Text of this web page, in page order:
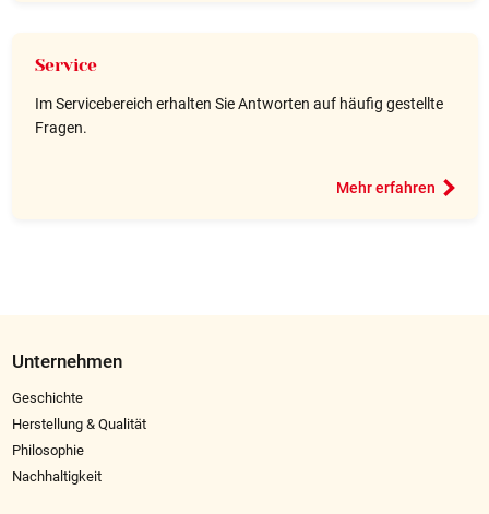
Service
Im Servicebereich erhalten Sie Antworten auf häufig gestellte
Fragen.
Mehr erfahren
Unternehmen
Geschichte
Herstellung & Qualität
Philosophie
Nachhaltigkeit